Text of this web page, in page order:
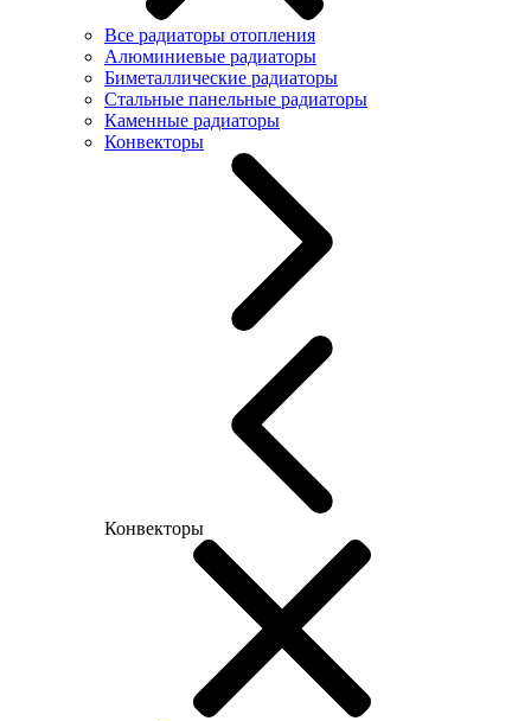
Все радиаторы отопления
Алюминиевые радиаторы
Биметаллические радиаторы
Стальные панельные радиаторы
Каменные радиаторы
Конвекторы
Конвекторы